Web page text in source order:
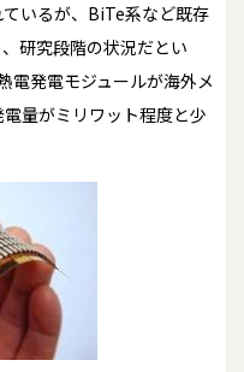
いるが、BiTe系など既存
研究段階の状況だとい
電発電モジュールが海外メ
量がミリワット程度と少